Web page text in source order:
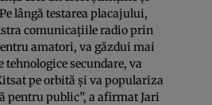
lângă testarea placajului,
comunicațiile radio prin
amatori, va găzdui mai
secundare, va
pe orbită și va populariza
pentru public”, a afirmat Jari